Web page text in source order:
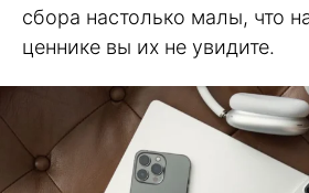
сбора настолько малы, что
ценнике вы их не увидите.